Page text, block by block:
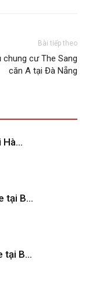
Bài tiếp theo
chung cư The Sang
căn A tại Đà Nẵng
tại B...
tại B...